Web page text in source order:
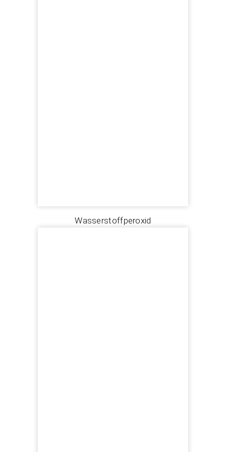
Wasserstoffperoxid